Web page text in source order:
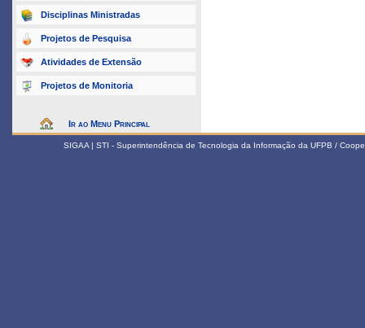
Disciplinas Ministradas
Projetos de Pesquisa
Atividades de Extensão
Projetos de Monitoria
Ir ao Menu Principal
SIGAA | STI - Superintendência de Tecnologia da Informação da UFPB /